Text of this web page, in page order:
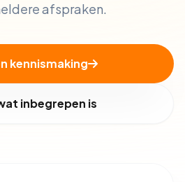
afspraken.
kennismaking
inbegrepen is